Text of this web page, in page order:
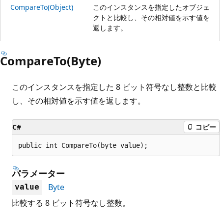
CompareTo(Object)
このインスタンスを指定したオブジェ
クトと比較し、その相対値を示す値を
返します。
CompareTo(Byte)
このインスタンスを指定した 8 ビット符号なし整数と比較
し、その相対値を示す値を返します。
C# コピー
public int CompareTo(byte value);
パラメーター
value
Byte
比較する 8 ビット符号なし整数。